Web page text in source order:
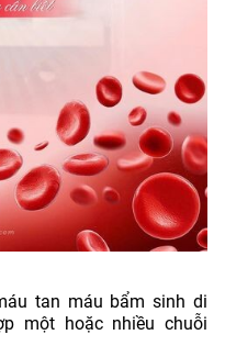
tan máu bẩm sinh di
một hoặc nhiều chuỗi